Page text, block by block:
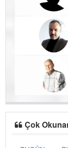
Uzman
SEVGİ ASLA
Çok